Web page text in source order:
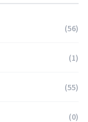
(56)
(1)
(55)
(0)